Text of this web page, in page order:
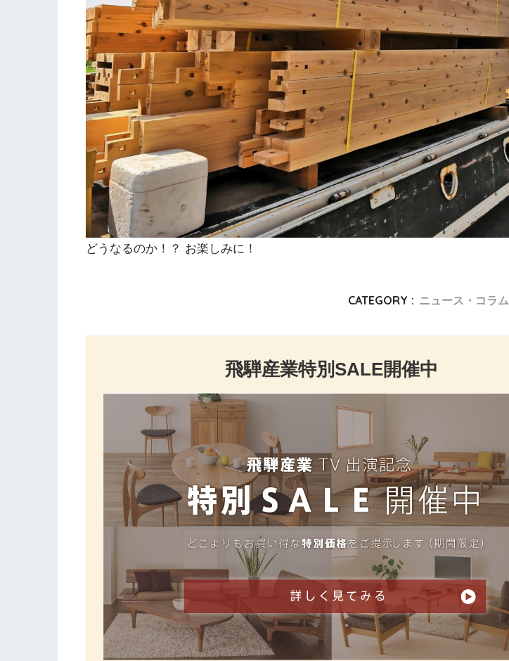
どうなるのか！？ お楽しみに！
CATEGORY : ニュース・コラム
飛騨産業特別SALE開催中